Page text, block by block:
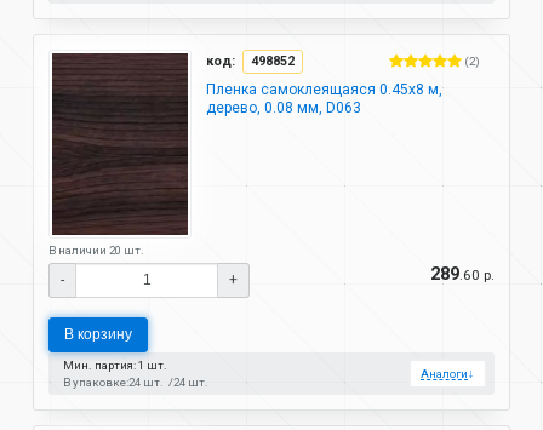
код: 498852 (2)
Пленка самоклеящаяся 0.45х8 м,
дерево, 0.08 мм, D063
В наличии 20 шт.
- + 289.60 р.
В корзину
Мин. партия: 1 шт.
В упаковке:24 шт. 24 шт.
Аналоги↓